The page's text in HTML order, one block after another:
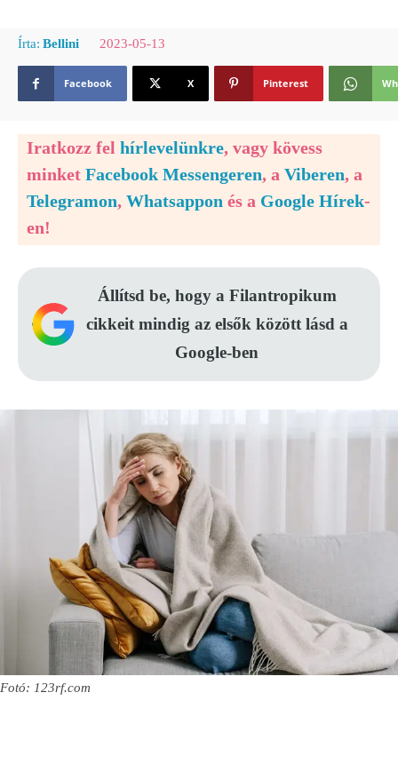
Írta: Bellini 2023-05-13
Facebook X Pinterest
Iratkozz fel hírlevelünkre, vagy kövess
minket Facebook Messengeren, a Viberen, a
Telegramon, Whatsappon és a Google Hírek-
en!
Állítsd be, hogy a Filantropikum
cikkeit mindig az elsők között lásd a
Google-ben
Fotó: 123rf.com